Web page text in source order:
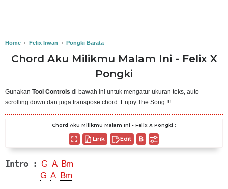
Home › Felix Irwan › Pongki Barata
Chord Aku Milikmu Malam Ini - Felix X
Pongki
Gunakan Tool Controls di bawah ini untuk mengatur ukuran teks, auto
scrolling down dan juga transpose chord. Enjoy The Song !!!
Chord Aku Milikmu Malam Ini - Felix X Pongki :
Lirik Edit
Intro : G A Bm
G A Bm